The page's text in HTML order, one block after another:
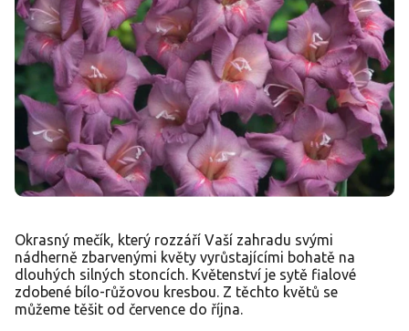
Okrasný mečík, který rozzáří Vaší zahradu svými
nádherně zbarvenými květy vyrůstajícími bohatě na
dlouhých silných stoncích. Květenství je sytě fialové
zdobené bílo-růžovou kresbou. Z těchto květů se
můžeme těšit od července do října.